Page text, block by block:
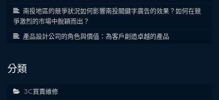
南投地區的競爭狀況如何影響南投關鍵字廣告的效果？如何在競
爭激烈的市場中脫穎而出？
產品設計公司的角色與價值：為客戶創造卓越的產品
分類
3C買賣維修